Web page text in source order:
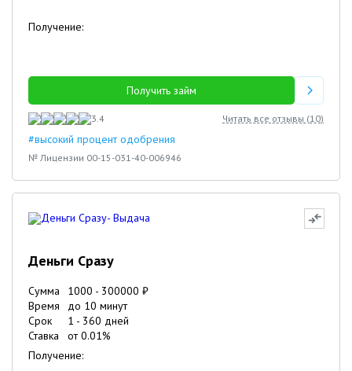
Получение:
Получить займ
3.4 Читать все отзывы (10)
#высокий процент одобрения
№ Лицензии 00-15-031-40-006946
Деньги Сразу
Сумма 1000 - 300000 ₽
Время
до 10 минут
Срок
1 - 360 дней
Ставка
от0.01%
Получение: